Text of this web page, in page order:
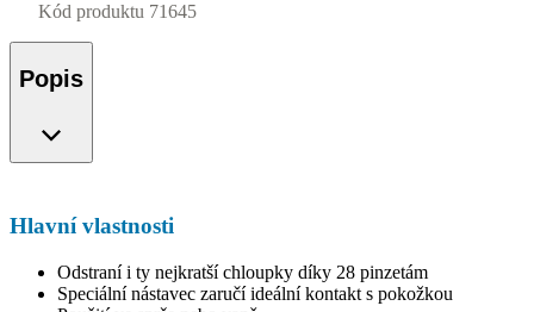
Kód produktu 71645
Popis
Hlavní vlastnosti
Odstraní i ty nejkratší chloupky díky 28 pinzetám
Speciální nástavec zaručí ideální kontakt s pokožkou